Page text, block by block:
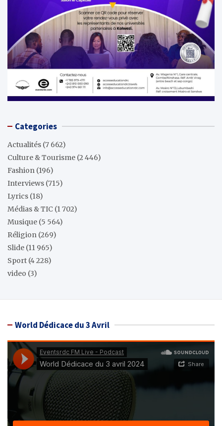
Categories
Actualités (7 662)
Culture & Tourisme (2 446)
Fashion (196)
Interviews (715)
Lyrics (18)
Médias & TIC (1 702)
Musique (5 564)
Réligion (269)
Slide (11 965)
Sport (4 228)
video (3)
World Dédicace du 3 Avril